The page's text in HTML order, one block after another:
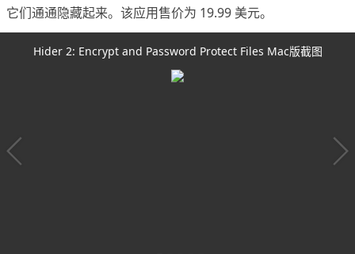
它们通通隐藏起来。该应用售价为 19.99 美元。
Hider 2: Encrypt and Password Protect Files Mac版截图